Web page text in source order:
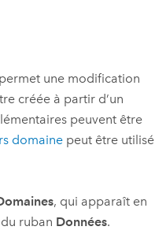
une modification
créée à partir d’un
peuvent être
domainepeut être utilisé
, qui apparaît en
ruban Données.